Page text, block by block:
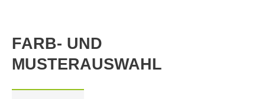
FARB- UND
MUSTERAUSWAHL